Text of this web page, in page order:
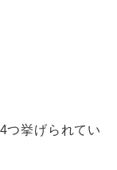
つ挙げられてい